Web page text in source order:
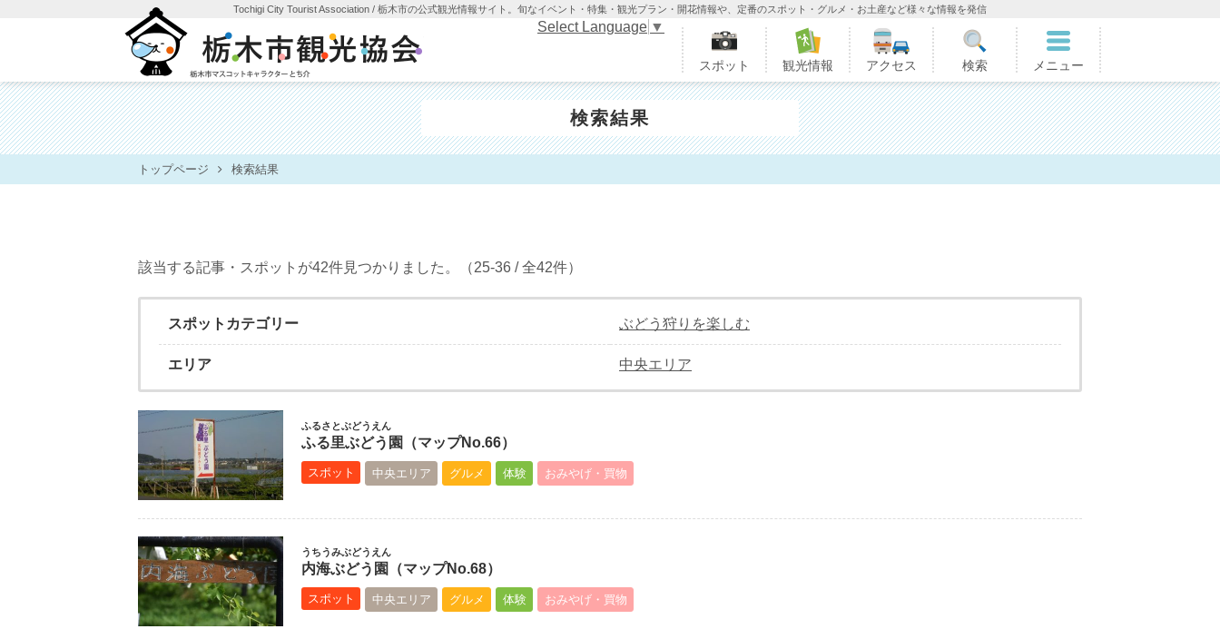
Tochigi City Tourist Association / 栃木市の公式観光情報サイト。旬なイベント・特集・観光プラン・開花情報や、定番のスポット・グルメ・お土産など様々な情報を発信
栃木市観光協会
スポット 観光情報 アクセス 検索 メニュー
Select Language ▼
検索結果
トップページ 検索結果
該当する記事・スポットが42件見つかりました。（25-36 / 全42件）
スポットカテゴリー ぶどう狩りを楽しむ
エリア 中央エリア
ふるさとぶどうえん
ふる里ぶどう園（マップNo.66）
スポット 中央エリア グルメ 体験 おみやげ・買物
うちうみぶどうえん
内海ぶどう園（マップNo.68）
スポット 中央エリア グルメ 体験 おみやげ・買物